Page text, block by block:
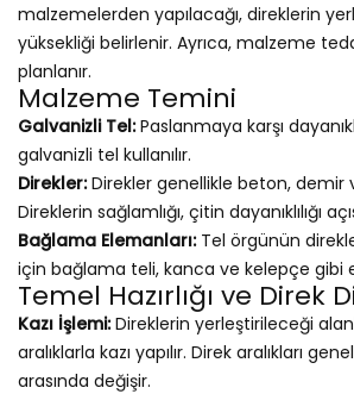
malzemelerden yapılacağı, direklerin
yüksekliği belirlenir. Ayrıca, malzeme
planlanır.
Malzeme Temini
Galvanizli Tel:Paslanmaya karşı
galvanizli tel kullanılır.
Direkler:Direkler genellikle beton, demir
Direklerin sağlamlığı, çitin dayanıklılığı
Bağlama Elemanları:Tel örgünün
için bağlama teli, kanca ve kelepçe gibi
Temel Hazırlığı ve Direk
Kazı İşlemi:Direklerin yerleştirileceği
aralıklarla kazı yapılır. Direk aralıkları
arasında değişir.